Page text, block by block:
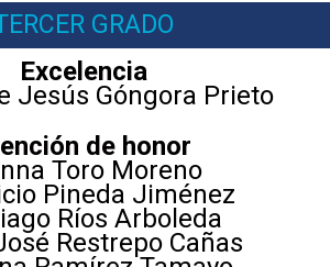
GRADO
Excelencia
Jesús Góngora Prieto
de honor
Toro Moreno
Pineda Jiménez
Ríos Arboleda
Restrepo Cañas